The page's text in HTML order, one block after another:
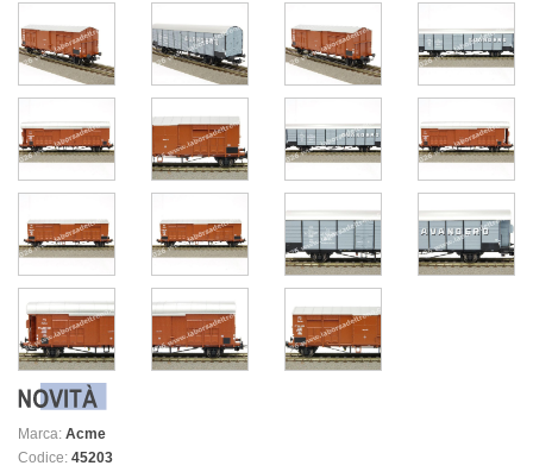
Marca: Acme
Codice: 45203